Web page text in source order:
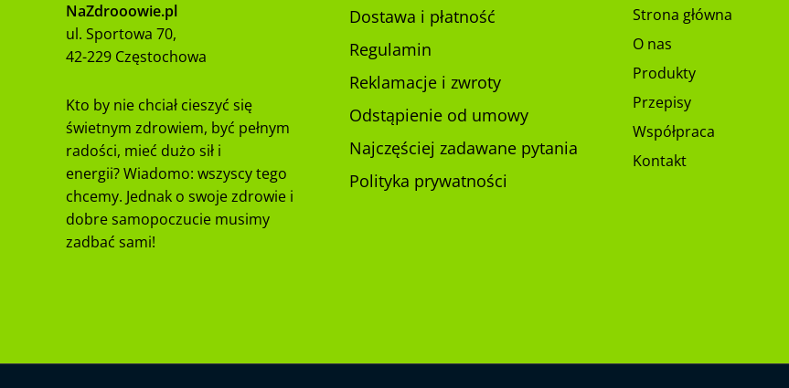
NaZdrooowie.pl
ul. Sportowa 70,
42-229 Częstochowa
Kto by nie chciał cieszyć się
świetnym zdrowiem, być pełnym
radości, mieć dużo sił i
energii? Wiadomo: wszyscy tego
chcemy. Jednak o swoje zdrowie i
dobre samopoczucie musimy
zadbać sami!
Dostawa i płatność
Regulamin
Reklamacje i zwroty
Odstąpienie od umowy
Najczęściej zadawane pytania
Polityka prywatności
Strona główna
O nas
Produkty
Przepisy
Współpraca
Kontakt